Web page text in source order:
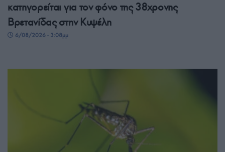
κατηγορείται για τον φόνο της 38χρονης
Βρετανίδας στην Κυψέλη
6/08/2026 - 3:08μμ